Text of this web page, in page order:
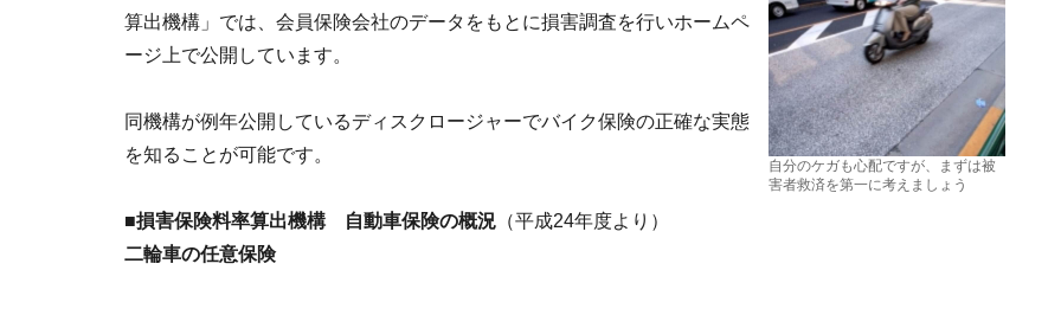
自分のケガも心配ですが、まずは被
害者救済を第一に考えましょう
算出機構」では、会員保険会社のデータをもとに損害調査を行いホームペ
ージ上で公開しています。
同機構が例年公開しているディスクロージャーでバイク保険の正確な実態
を知ることが可能です。
■損害保険料率算出機構 自動車保険の概況 （平成24年度より）
二輪車の任意保険